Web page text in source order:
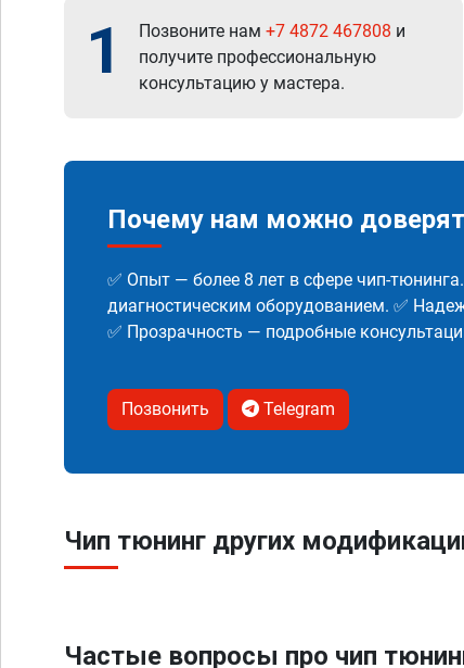
1 Позвоните нам +7 4872 467808 и
получите профессиональную
консультацию у мастера.
Почему нам можно
✅ Опыт — более 8 лет в сфере чип-
диагностическим оборудованием. ✅
✅ Прозрачность — подробные
Позвонить Telegram
Чип тюнинг других
Частые вопросы про чип